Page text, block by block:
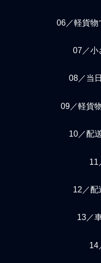
06／軽貨物
07／小
08／当
09／軽貨
10／配
11
12／配
13／
14